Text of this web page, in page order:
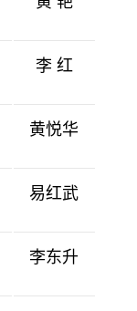
李 红
黄悦华
易红武
李东升